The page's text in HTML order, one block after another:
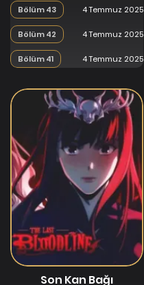
Bölüm 43 4 Temmuz 2025
Bölüm 42 4 Temmuz 2025
Bölüm 41 4 Temmuz 2025
Son Kan Bağı